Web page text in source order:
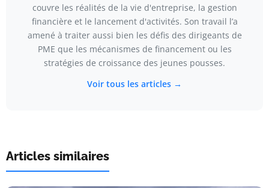
couvre les réalités de la vie d'entreprise, la gestion
financière et le lancement d'activités. Son travail l’a
amené à traiter aussi bien les défis des dirigeants de
PME que les mécanismes de financement ou les
stratégies de croissance des jeunes pousses.
Voir tous les articles →
Articles similaires